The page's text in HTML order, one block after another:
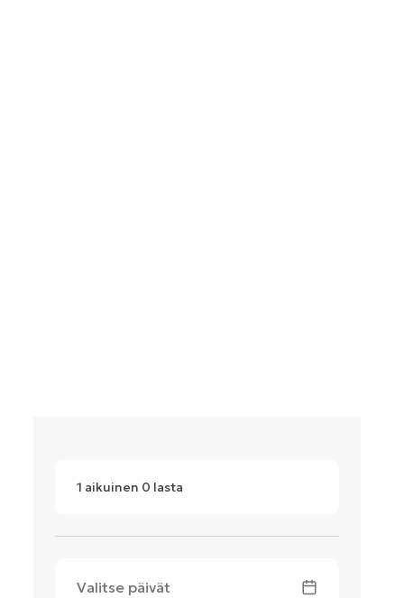
1 aikuinen 0 lasta
Valitse päivät